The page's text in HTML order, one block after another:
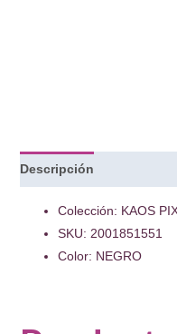
Descripción
Colección: KAOS
SKU: 2001851551
Color: NEGRO